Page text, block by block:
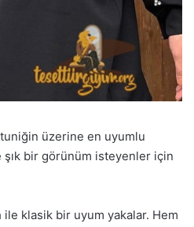
üzerine en uyumlu
bir görünüm isteyenler için
ile klasik bir uyum yakalar. Hem